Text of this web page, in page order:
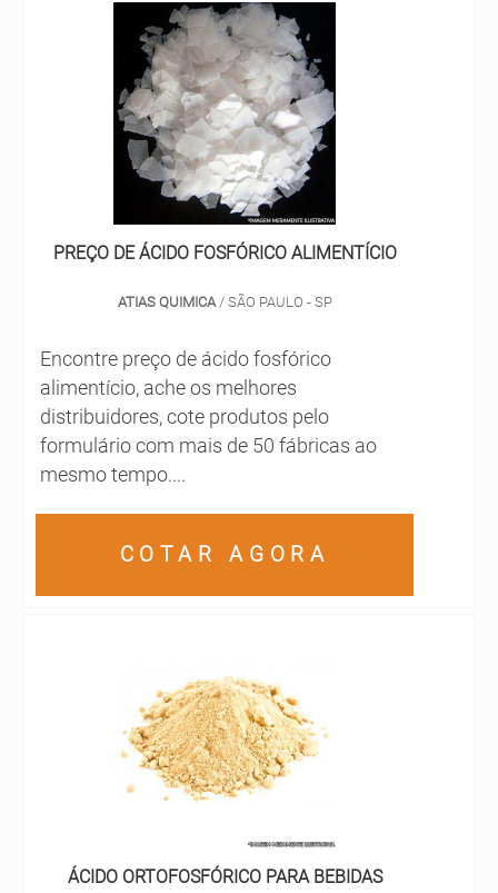
qualidade e preços justos para
proporcionar aos clientes uma completa
satisfação. Além dessas vantagens, ela
comercializa os produtos dentro de todas
as regras, respeitando o controle
ambiental. Para saber mais sobre
produtos oferecidos pela empresa, clique
versatilidade promovida pela soda
cáustica é um dos fatores que mais
PREÇO DE ÁCIDO FOSFÓRICO ALIMENTÍCIO
ATIAS QUIMICA/ SÃO PAULO - SP
Encontre preço de ácido fosfórico
alimentício, ache os melhores
distribuidores, cote produtos pelo
formulário com mais de 50 fábricas ao
mesmo tempo....
COTAR AGORA
ÁCIDO ORTOFOSFÓRICO PARA BEBIDAS